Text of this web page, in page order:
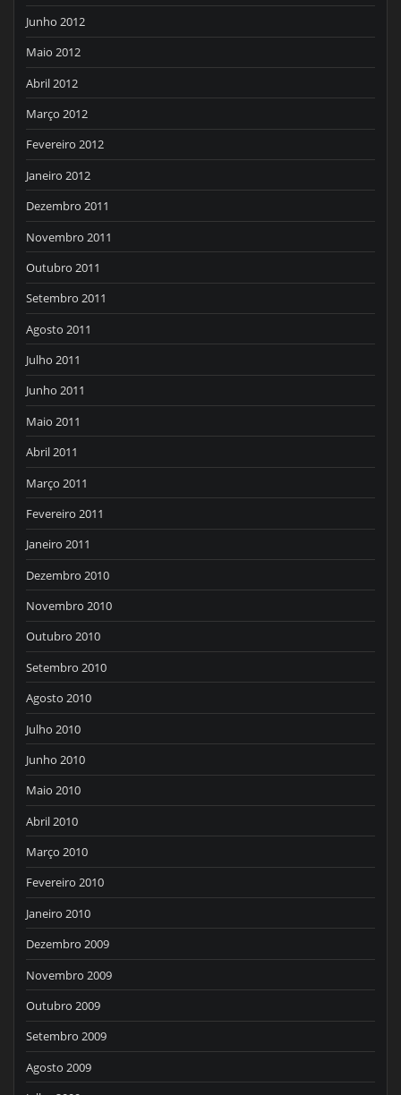
Junho 2012
Maio 2012
Abril 2012
Março 2012
Fevereiro 2012
Janeiro 2012
Dezembro 2011
Novembro 2011
Outubro 2011
Setembro 2011
Agosto 2011
Julho 2011
Junho 2011
Maio 2011
Abril 2011
Março 2011
Fevereiro 2011
Janeiro 2011
Dezembro 2010
Novembro 2010
Outubro 2010
Setembro 2010
Agosto 2010
Julho 2010
Junho 2010
Maio 2010
Abril 2010
Março 2010
Fevereiro 2010
Janeiro 2010
Dezembro 2009
Novembro 2009
Outubro 2009
Setembro 2009
Agosto 2009